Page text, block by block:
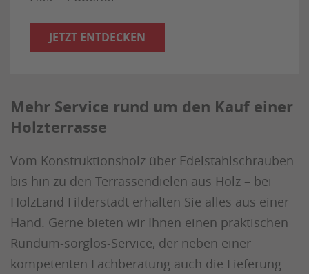
JETZT ENTDECKEN
Mehr Service rund um den Kauf einer
Holzterrasse
Vom Konstruktionsholz über Edelstahlschrauben
bis hin zu den Terrassendielen aus Holz – bei
HolzLand Filderstadt erhalten Sie alles aus einer
Hand. Gerne bieten wir Ihnen einen praktischen
Rundum-sorglos-Service, der neben einer
kompetenten Fachberatung auch die Lieferung